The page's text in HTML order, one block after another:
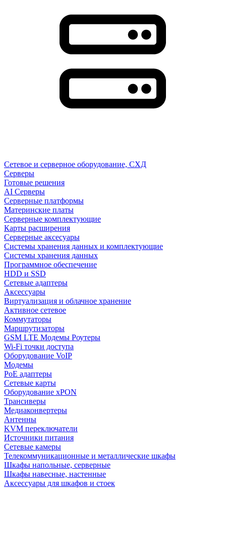
Сетевое и серверное оборудование, СХД
Cерверы
Готовые решения
AI Серверы
Серверные платформы
Материнские платы
Серверные комплектующие
Карты расширения
Серверные аксесуары
Системы хранения данных и комплектующие
Системы хранения данных
Программное обеспечение
HDD и SSD
Сетевые адаптеры
Аксессуары
Виртуализация и облачное хранение
Активное сетевое
Коммутаторы
Маршрутизаторы
GSM LTE Модемы Роутеры
Wi-Fi точки доступа
Оборудование VoIP
Модемы
PoE адаптеры
Сетевые карты
Оборудование xPON
Трансиверы
Медиаконвертеры
Антенны
KVM переключатели
Источники питания
Сетевые камеры
Телекоммуникационные и металлические шкафы
Шкафы напольные, серверные
Шкафы навесные, настенные
Аксессуары для шкафов и стоек